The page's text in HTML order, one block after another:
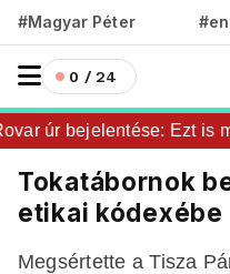
#Magyar Péter
0 / 24
úr bejelentése: Ezt is
Tokatábornok
etikai kódexébe
Megsértette a Tisza